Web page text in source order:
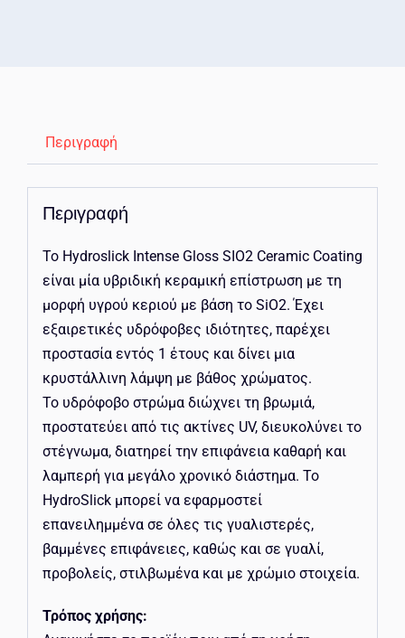
Περιγραφή
Περιγραφή
Το Hydroslick Intense Gloss SIO2 Ceramic Coating
είναι μία υβριδική κεραμική επίστρωση με τη
μορφή υγρού κεριού με βάση το SiO2. Έχει
εξαιρετικές υδρόφοβες ιδιότητες, παρέχει
προστασία εντός 1 έτους και δίνει μια
κρυστάλλινη λάμψη με βάθος χρώματος.
Το υδρόφοβο στρώμα διώχνει τη βρωμιά,
προστατεύει από τις ακτίνες UV, διευκολύνει το
στέγνωμα, διατηρεί την επιφάνεια καθαρή και
λαμπερή για μεγάλο χρονικό διάστημα. Το
HydroSlick μπορεί να εφαρμοστεί
επανειλημμένα σε όλες τις γυαλιστερές,
βαμμένες επιφάνειες, καθώς και σε γυαλί,
προβολείς, στιλβωμένα και με χρώμιο στοιχεία.
Τρόπος χρήσης: